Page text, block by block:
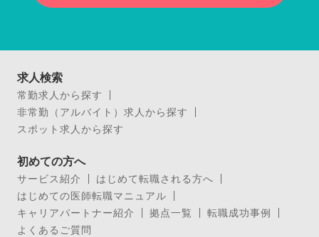
求人検索
常勤求人から探す
非常勤（アルバイト）求人から探す
スポット求人から探す
初めての方へ
サービス紹介
はじめて転職される方へ
はじめての医師転職マニュアル
キャリアパートナー紹介
拠点一覧
転職成功事例
よくあるご質問